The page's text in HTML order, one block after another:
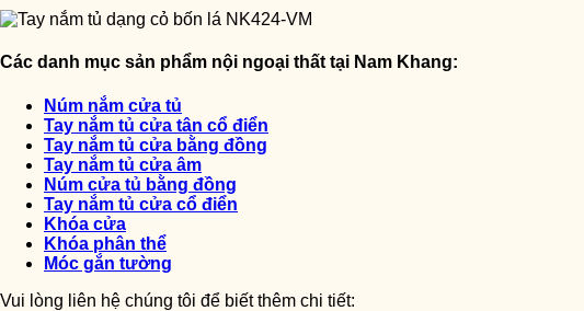
Các danh mục sản phẩm nội ngoại thất tại Nam Khang:
Núm nắm cửa tủ
Tay nắm tủ cửa tân cổ điển
Tay nắm tủ cửa bằng đồng
Tay nắm tủ cửa âm
Núm cửa tủ bằng đồng
Tay nắm tủ cửa cổ điển
Khóa cửa
Khóa phân thể
Móc gắn tường
Vui lòng liên hệ chúng tôi để biết thêm chi tiết: